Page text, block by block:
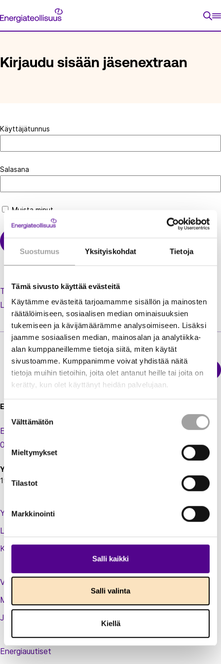
Suostumus Yksityiskohdat Tietoja
Tämä sivusto käyttää evästeitä
Käytämme evästeitä tarjoamamme sisällön ja mainosten
räätälöimiseen, sosiaalisen median ominaisuuksien
tukemiseen ja kävijämäärämme analysoimiseen. Lisäksi
jaamme sosiaalisen median, mainosalan ja analytiikka-
alan kumppaneillemme tietoja siitä, miten käytät
sivustoamme. Kumppanimme voivat yhdistää näitä
tietoja muihin tietoihin, joita olet antanut heille tai joita on
kerätty, kun olet käyttänyt heidän palvelujaan.
Suostumuksen
valinta
Välttämätön
Mieltymykset
Tilastot
Markkinointi
Salli kaikki
Salli valinta
Kiellä
suoraan
Energiateollisuus
ETUSIVU
Kirjaudu sisään jäsenextraan
Käyttäjätunnus
Salasana
Muista minut
Tilaa uusi salasana unohtuneen tilalle
Luo käyttäjätili jäsenextraan
Energiateollisuus
Sähkökatkokartta
Energiateollisuus ry
Eteläranta 10,
00130 Helsinki
Y-tunnus:
1924697-5
Yhteystiedot
Laskutustiedot
Kirjaudu sisään jäsenextraan
Vastuullisuusteot
Medialle
Jäsenluettelo
Energiauutiset